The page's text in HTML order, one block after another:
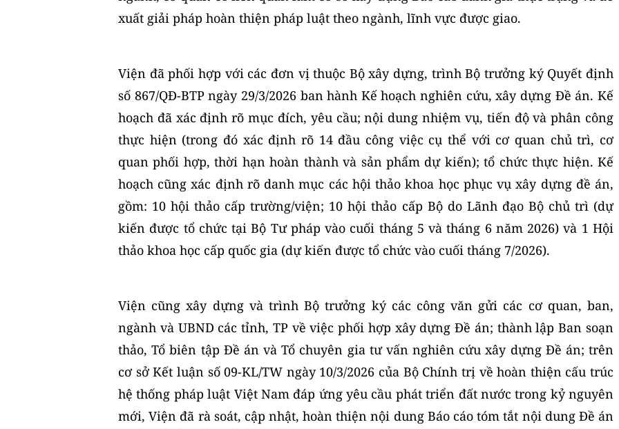
xuất giải pháp hoàn thiện pháp luật theo ngành, lĩnh vực được giao.
Viện đã phối hợp với các đơn vị thuộc Bộ xây dựng, trình Bộ trưởng ký Quyết định
số 867/QĐ-BTP ngày 29/3/2026 ban hành Kế hoạch nghiên cứu, xây dựng Đề án. Kế
hoạch đã xác định rõ mục đích, yêu cầu; nội dung nhiệm vụ, tiến độ và phân công
thực hiện (trong đó xác định rõ 14 đầu công việc cụ thể với cơ quan chủ trì, cơ
quan phối hợp, thời hạn hoàn thành và sản phẩm dự kiến); tổ chức thực hiện. Kế
hoạch cũng xác định rõ danh mục các hội thảo khoa học phục vụ xây dựng đề án,
gồm: 10 hội thảo cấp trường/viện; 10 hội thảo cấp Bộ do Lãnh đạo Bộ chủ trì (dự
kiến được tổ chức tại Bộ Tư pháp vào cuối tháng 5 và tháng 6 năm 2026) và 1 Hội
thảo khoa học cấp quốc gia (dự kiến được tổ chức vào cuối tháng 7/2026).
Viện cũng xây dựng và trình Bộ trưởng ký các công văn gửi các cơ quan, ban,
ngành và UBND các tỉnh, TP về việc phối hợp xây dựng Đề án; thành lập Ban soạn
thảo, Tổ biên tập Đề án và Tổ chuyên gia tư vấn nghiên cứu xây dựng Đề án; trên
cơ sở Kết luận số 09-KL/TW ngày 10/3/2026 của Bộ Chính trị về hoàn thiện cấu trúc
hệ thống pháp luật Việt Nam đáp ứng yêu cầu phát triển đất nước trong kỷ nguyên
mới, Viện đã rà soát, cập nhật, hoàn thiện nội dung Báo cáo tóm tắt nội dung Đề án